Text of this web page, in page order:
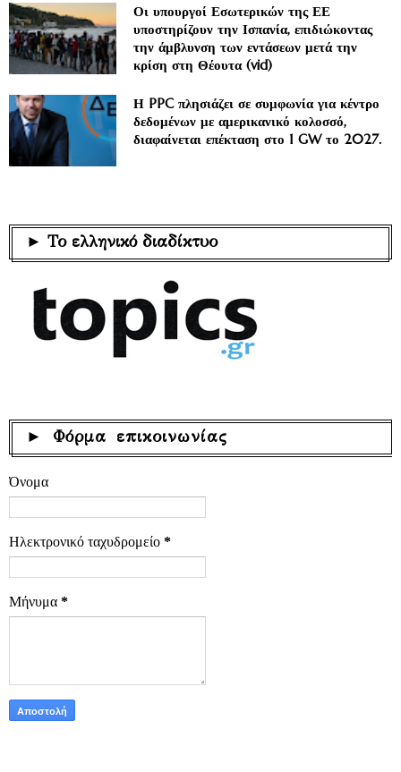
Οι υπουργοί Εσωτερικών της ΕΕ
υποστηρίζουν την Ισπανία, επιδιώκοντας
την άμβλυνση των εντάσεων μετά την
κρίση στη Θέουτα (vid)
Η PPC πλησιάζει σε συμφωνία για κέντρο
δεδομένων με αμερικανικό κολοσσό,
διαφαίνεται επέκταση στο 1 GW το 2027.
► Το ελληνικό διαδίκτυο
► Φόρμα επικοινωνίας
Όνομα
Ηλεκτρονικό ταχυδρομείο *
Μήνυμα *